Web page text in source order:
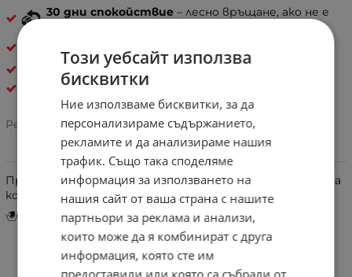
Инструкции за грижа и поддръжка
30 дни спокойствие – лесно връщане, ако не е
ДАМСКИ ЧАНТИ ОТ ЕСТЕСТВЕНА КОЖА
Pelletteria Italia
Рейтинг:
Продуктът е ръчна изработка и от 100% естествена
кожа.
Този уебсайт използва
бисквитки
Ние използваме бисквитки, за да
персонализираме съдържанието,
рекламите и да анализираме нашия
трафик. Също така споделяме
информация за използването на
нашия сайт от ваша страна с нашите
партньори за реклама и анализи,
които може да я комбинират с друга
информация, която сте им
предоставили или която са събрали от